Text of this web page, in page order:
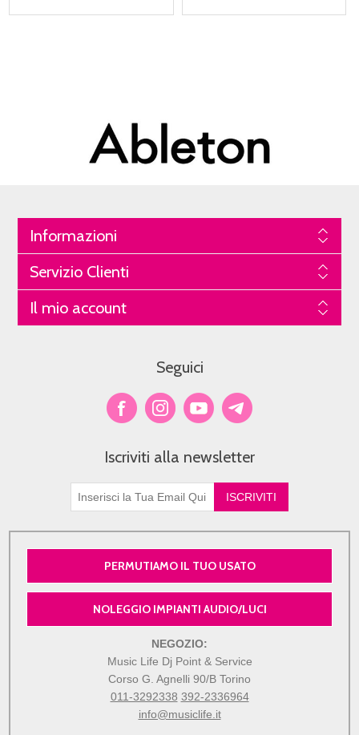
Informazioni
Servizio Clienti
Il mio account
Seguici
Iscriviti alla newsletter
PERMUTIAMO IL TUO USATO
NOLEGGIO IMPIANTI AUDIO/LUCI
NEGOZIO:
Music Life Dj Point & Service
Corso G. Agnelli 90/B Torino
011-3292338 392-2336964
info@musiclife.it